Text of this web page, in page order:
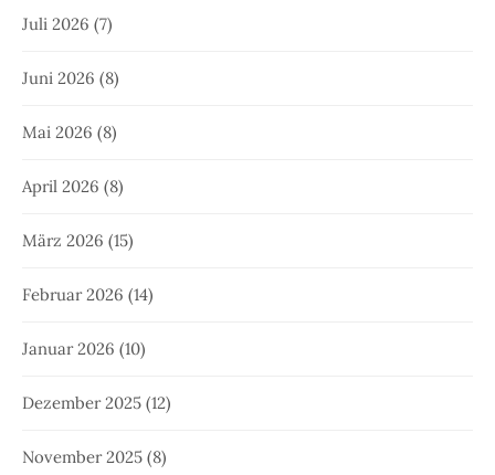
Juli 2026 (7)
Juni 2026 (8)
Mai 2026 (8)
April 2026 (8)
März 2026 (15)
Februar 2026 (14)
Januar 2026 (10)
Dezember 2025 (12)
November 2025 (8)